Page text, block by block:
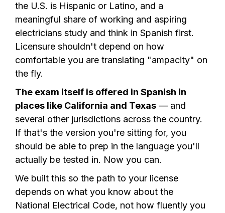
the U.S. is Hispanic or Latino, and a
meaningful share of working and aspiring
electricians study and think in Spanish first.
Licensure shouldn't depend on how
comfortable you are translating "ampacity" on
the fly.
The exam itself is offered in Spanish in
places like California and Texas — and
several other jurisdictions across the country.
If that's the version you're sitting for, you
should be able to prep in the language you'll
actually be tested in. Now you can.
We built this so the path to your license
depends on what you know about the
National Electrical Code, not how fluently you